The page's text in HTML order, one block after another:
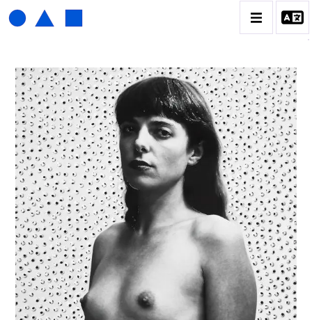
HENRI FOUCAULT
BIOGRAPHIE
CATALOGUE DES OEUVRES
01_SCULPTURE
02_PHOTOGRAPHIQUE
03_COLLAGES
04_DESSINS
05_MONOTYPE
06_ARCHIVES